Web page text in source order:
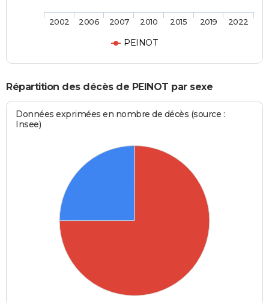
PEINOT
2002 2006 2007 2010 2015 2019 2022
Répartition des décès de PEINOT par sexe
Données exprimées en nombre de décès (source :
Insee)